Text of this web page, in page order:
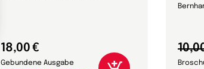
18,00 €
Gebundene Ausgabe